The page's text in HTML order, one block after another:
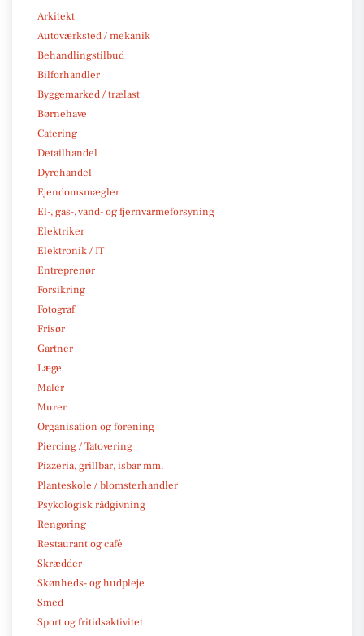
Arkitekt
Autoværksted / mekanik
Behandlingstilbud
Bilforhandler
Byggemarked / trælast
Børnehave
Catering
Detailhandel
Dyrehandel
Ejendomsmægler
El-, gas-, vand- og fjernvarmeforsyning
Elektriker
Elektronik / IT
Entreprenør
Forsikring
Fotograf
Frisør
Gartner
Læge
Maler
Murer
Organisation og forening
Piercing / Tatovering
Pizzeria, grillbar, isbar mm.
Planteskole / blomsterhandler
Psykologisk rådgivning
Rengøring
Restaurant og café
Skrædder
Skønheds- og hudpleje
Smed
Sport og fritidsaktivitet